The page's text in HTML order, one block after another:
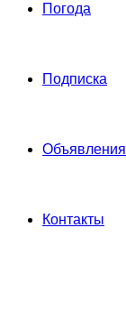
Погода
Подписка
Объявления
Контакты